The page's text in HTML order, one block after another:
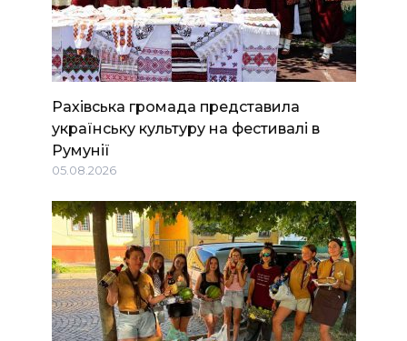
Рахівська громада представила
українську культуру на фестивалі в
Румунії
05.08.2026